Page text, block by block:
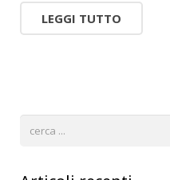
LEGGI TUTTO